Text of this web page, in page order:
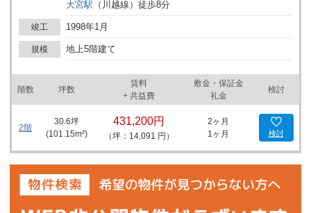
宮エリアで事業用スペースをお探しの場合には、現地の環境や設備
を含めてご検討いただけます。詳細はお問い合わせください。
大宮駅 （ 川越線 ） 徒歩8分
竣工 1998年1月
規模 地上5階建て
階数 坪数
賃料
+ 共益費
敷金・保証金
礼金
検討
2階
30.6坪
(101.15m²)
431,200円
（坪：14,091 円）
2ヶ月
1ヶ月
検討